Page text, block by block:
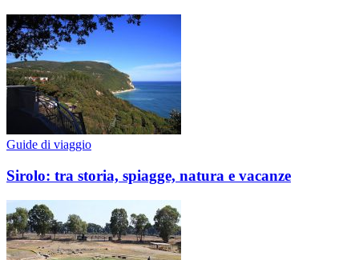
Guide di viaggio
Sirolo: tra storia, spiagge, natura e vacanze